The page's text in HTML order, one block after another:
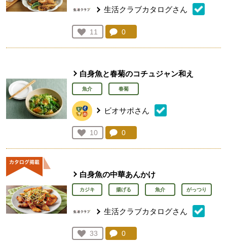
生活クラブカタログさん
お気に入り登録：
11
人が登録
コメント：
0
白身魚と春菊のコチュジャン和え
魚介 春菊
ビオサポさん
お気に入り登録：
10
人が登録
コメント：
0
白身魚の中華あんかけ
カジキ 揚げる 魚介 がっつり
生活クラブカタログさん
お気に入り登録：
33
人が登録
コメント：
0